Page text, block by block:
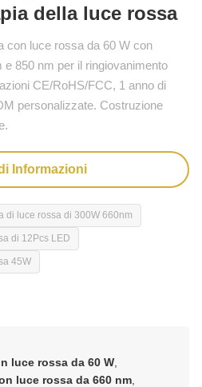
della luce rossa
con luce rossa da 60 W con
e 850 nm per il ringiovanimento
CE/RoHS/FCC, 1 anno di
personalizzate. Costruzione
Informazioni
di luce rossa di 300W 660nm
di 12Pcs LED
45W
luce rossa da 60 W
luce rossa da 660 nm